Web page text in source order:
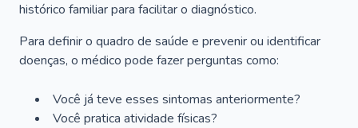
histórico familiar para facilitar o diagnóstico.
Para definir o quadro de saúde e prevenir ou identificar
doenças, o médico pode fazer perguntas como:
Você já teve esses sintomas anteriormente?
Você pratica atividade físicas?